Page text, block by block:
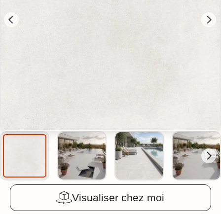
Visualiser chez moi